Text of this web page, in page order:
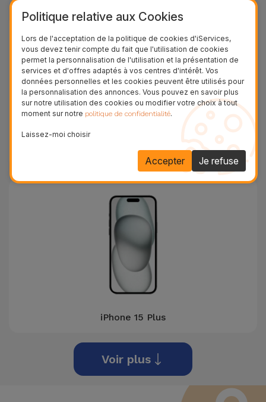
iPhone 15 Pro Max
iPhone 15 Plus
Voir plus
Politique relative aux Cookies
Lors de l'acceptation de la politique de cookies d'iServices,
vous devez tenir compte du fait que l'utilisation de cookies
permet la personnalisation de l'utilisation et la présentation de
services et d'offres adaptés à vos centres d'intérêt. Vos
données personnelles et les cookies peuvent être utilisés pour
la personnalisation des annonces. Vous pouvez en savoir plus
sur notre utilisation des cookies ou modifier votre choix à tout
moment sur notre politique de confidentialité.
Laissez-moi choisir
Je refuse
Accepter